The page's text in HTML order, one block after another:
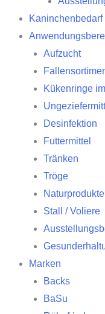
Kaninchenbedarf
Aufzucht
Kükenringe
Desinfektion
Futtermittel
Tränken
Tröge
Naturprodukte
Stall / Voliere
Marken
Backs
BaSu